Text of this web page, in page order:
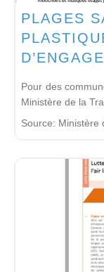
PLAGES
Pour des
Ministère de la
Source: Ministère